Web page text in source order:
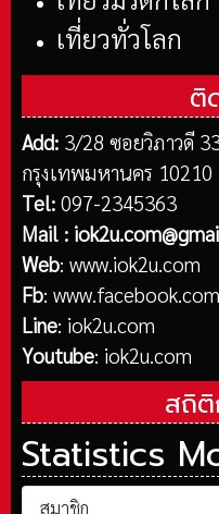
เที่ยวทั่วโลก
ติ
Add: 3/28 ซอยวิภาวดี
กรุงเทพมหานคร 10210
Tel: 097-2345363
Mail :
Web: www.iok2u.com
Fb:
Line: iok2u.com
Youtube: iok2u.com
สถิติ
Statistics
สมาชิก